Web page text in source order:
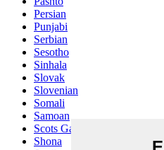
Persian
Punjabi
Serbian
Sesotho
Sinhala
Slovak
Slovenian
Somali
Samoan
Scots Gaelic
Shona